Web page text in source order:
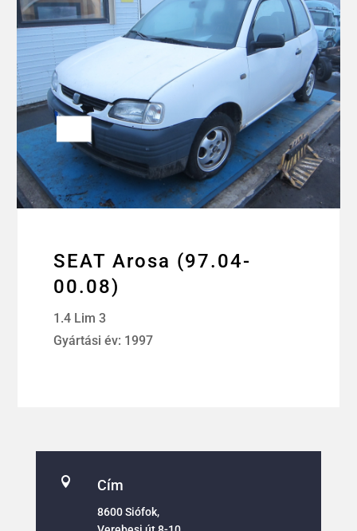
SEAT Arosa (97.04-
00.08)
1.4 Lim 3
Gyártási év: 1997
 Cím
8600 Siófok,